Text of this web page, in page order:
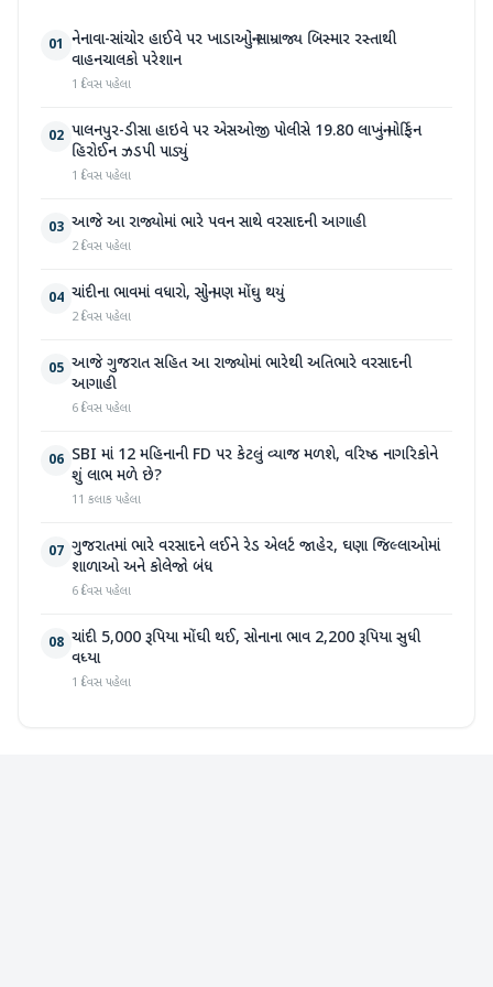
01 નેનાવા-સાંચોર હાઈવે પર ખાડાઓનું સામ્રાજ્ય બિસ્માર રસ્તાથી
વાહનચાલકો પરેશાન
1 દિવસ પહેલા
02 પાલનપુર-ડીસા હાઇવે પર એસઓજી પોલીસે 19.80 લાખનું મોર્ફિન
હિરોઈન ઝડપી પાડ્યું
1 દિવસ પહેલા
03 આજે આ રાજ્યોમાં ભારે પવન સાથે વરસાદની આગાહી
2 દિવસ પહેલા
04 ચાંદીના ભાવમાં વધારો, સોનું પણ મોંઘુ થયું
2 દિવસ પહેલા
05 આજે ગુજરાત સહિત આ રાજ્યોમાં ભારેથી અતિભારે વરસાદની
આગાહી
6 દિવસ પહેલા
06 SBI માં 12 મહિનાની FD પર કેટલું વ્યાજ મળશે, વરિષ્ઠ નાગરિકોને
શું લાભ મળે છે?
11 કલાક પહેલા
07 ગુજરાતમાં ભારે વરસાદને લઈને રેડ એલર્ટ જાહેર, ઘણા જિલ્લાઓમાં
શાળાઓ અને કોલેજો બંધ
6 દિવસ પહેલા
08 ચાંદી 5,000 રૂપિયા મોંઘી થઈ, સોનાના ભાવ 2,200 રૂપિયા સુધી
વધ્યા
1 દિવસ પહેલા